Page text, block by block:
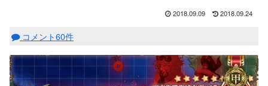
2018.09.09 2018.09.24
コメント60件